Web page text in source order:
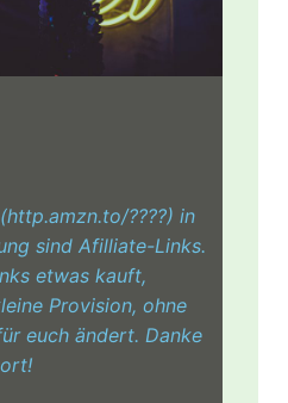
????) in
sind Afilliate-Links.
etwas kauft,
Provision, ohne
euch ändert. Danke